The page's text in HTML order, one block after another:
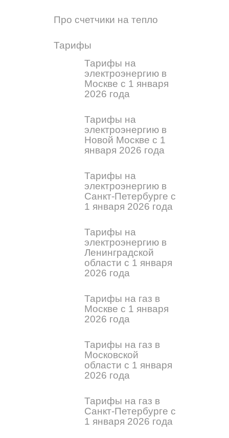
Про счетчики на тепло
Тарифы
Тарифы на
электроэнергию в
Москве с 1 января
2026 года
Тарифы на
электроэнергию в
Новой Москве с 1
января 2026 года
Тарифы на
электроэнергию в
Санкт-Петербурге с
1 января 2026 года
Тарифы на
электроэнергию в
Ленинградской
области с 1 января
2026 года
Тарифы на газ в
Москве с 1 января
2026 года
Тарифы на газ в
Московской
области с 1 января
2026 года
Тарифы на газ в
Санкт-Петербурге с
1 января 2026 года